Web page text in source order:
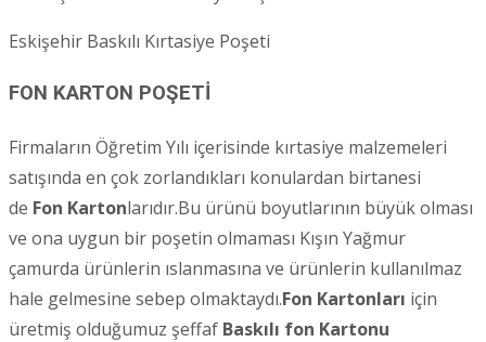
Eskişehir Baskılı Kırtasiye Poşeti
FON KARTON POŞETİ
Firmaların Öğretim Yılı içerisinde kırtasiye malzemeleri
satışında en çok zorlandıkları konulardan birtanesi
de Fon Kartonlarıdır.Bu ürünü boyutlarının büyük olması
ve ona uygun bir poşetin olmaması Kışın Yağmur
çamurda ürünlerin ıslanmasına ve ürünlerin kullanılmaz
hale gelmesine sebep olmaktaydı.Fon Kartonları için
üretmiş olduğumuz şeffaf Baskılı fon Kartonu